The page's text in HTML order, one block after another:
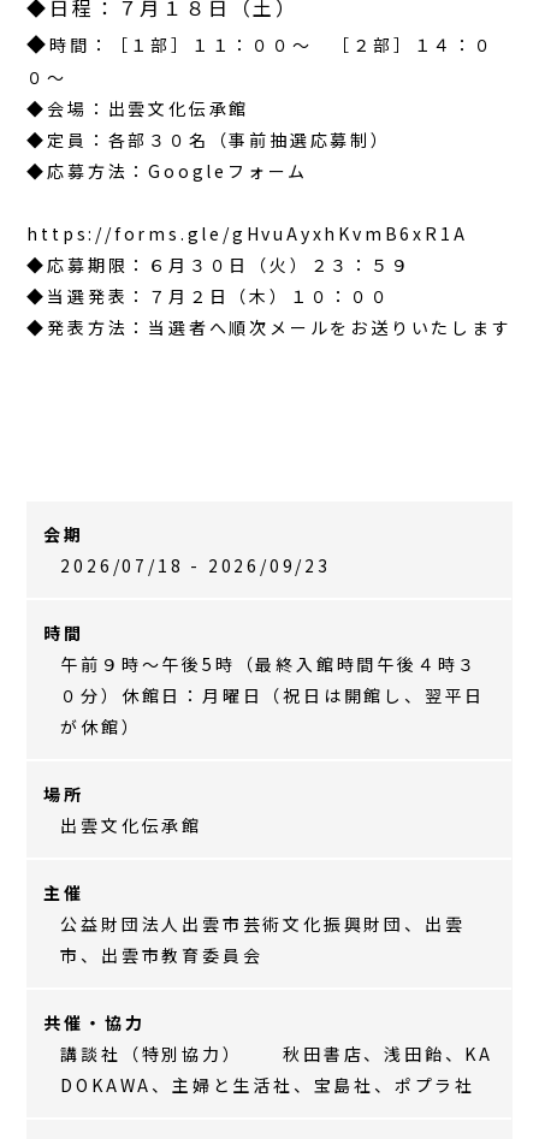
◆日程：７月１８日（土）
◆時間：［１部］１１：００～ ［２部］１４：０
０～
◆会場：出雲文化伝承館
◆定員：各部３０名（事前抽選応募制）
◆応募方法：Googleフォーム
https://forms.gle/gHvuAyxhKvmB6xR1A
◆応募期限：６月３０日（火）２３：５９
◆当選発表：７月２日（木）１０：００
◆発表方法：当選者へ順次メールをお送りいたします
会期
2026/07/18 - 2026/09/23
時間
午前９時～午後5時（最終入館時間午後４時３
０分）休館日：月曜日（祝日は開館し、翌平日
が休館）
場所
出雲文化伝承館
主催
公益財団法人出雲市芸術文化振興財団、出雲
市、出雲市教育委員会
共催・協力
講談社（特別協力） 秋田書店、浅田飴、KA
DOKAWA、主婦と生活社、宝島社、ポプラ社